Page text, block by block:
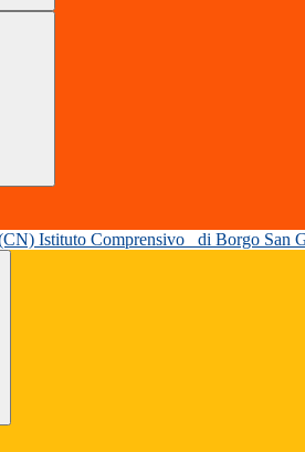
Istituto Comprensivo di Borgo San